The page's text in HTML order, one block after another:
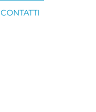
CONTATTI